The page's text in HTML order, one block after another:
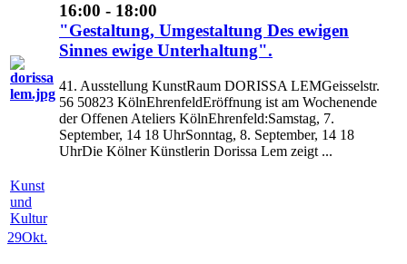
16:00 - 18:00
"Gestaltung, Umgestaltung Des ewigen
Sinnes ewige Unterhaltung".
41. Ausstellung KunstRaum DORISSA LEMGeisselstr.
56 50823 KölnEhrenfeldEröffnung ist am Wochenende
der Offenen Ateliers KölnEhrenfeld:Samstag, 7.
September, 14 18 UhrSonntag, 8. September, 14 18
UhrDie Kölner Künstlerin Dorissa Lem zeigt ...
Kunst
und
Kultur
29Okt.